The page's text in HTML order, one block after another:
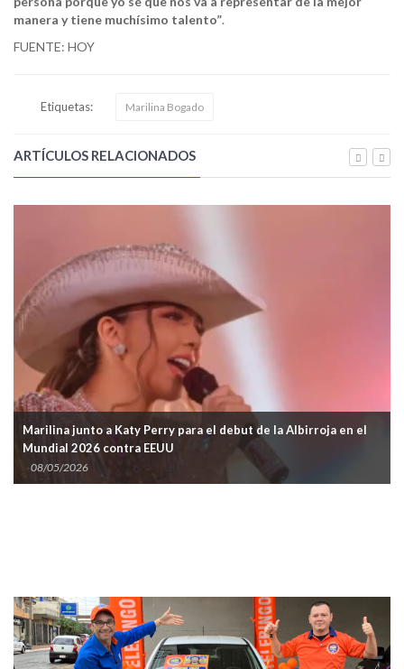
manera y tiene muchísimo talento”.
FUENTE: HOY
Etiquetas: Marilina Bogado
ARTÍCULOS RELACIONADOS
Marilina junto a Katy Perry para el debut de la Albirroja en el
Mundial 2026 contra EEUU
08/05/2026